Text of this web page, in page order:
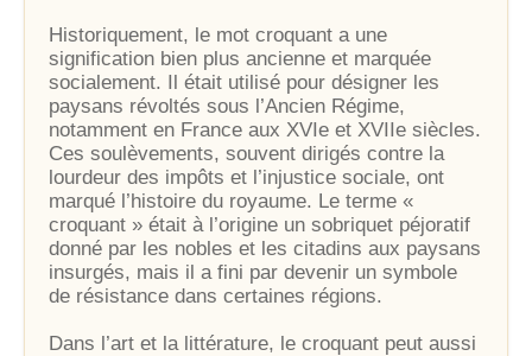
Historiquement, le mot croquant a une
signification bien plus ancienne et marquée
socialement. Il était utilisé pour désigner les
paysans révoltés sous l’Ancien Régime,
notamment en France aux XVIe et XVIIe siècles.
Ces soulèvements, souvent dirigés contre la
lourdeur des impôts et l’injustice sociale, ont
marqué l’histoire du royaume. Le terme «
croquant » était à l’origine un sobriquet péjoratif
donné par les nobles et les citadins aux paysans
insurgés, mais il a fini par devenir un symbole
de résistance dans certaines régions.
Dans l’art et la littérature, le croquant peut aussi